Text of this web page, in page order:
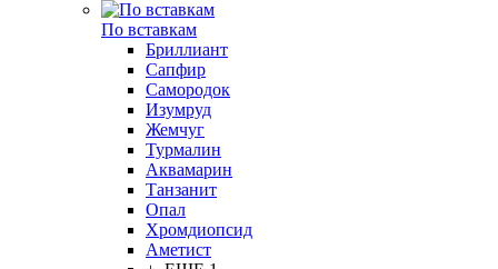
По вставкам
Бриллиант
Сапфир
Самородок
Изумруд
Жемчуг
Турмалин
Аквамарин
Танзанит
Опал
Хромдиопсид
Аметист